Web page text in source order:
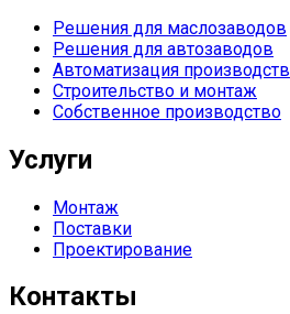
Решения для маслозаводов
Решения для автозаводов
Автоматизация производств
Строительство и монтаж
Собственное производство
Услуги
Монтаж
Поставки
Проектирование
Контакты